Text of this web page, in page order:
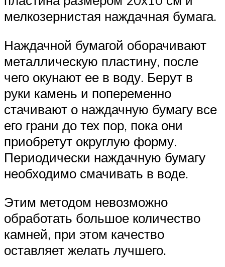
мелкозернистая наждачная бумага.
Наждачной бумагой оборачивают
металлическую пластину, после
чего окунают ее в воду. Берут в
руки камень и попеременно
стачивают о наждачную бумагу все
его грани до тех пор, пока они
приобретут округлую форму.
Периодически наждачную бумагу
необходимо смачивать в воде.
Этим методом невозможно
обработать большое количество
камней, при этом качество
оставляет желать лучшего.